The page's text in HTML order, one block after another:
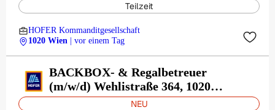
Teilzeit
HOFER Kommanditgesellschaft
1020 Wien
| vor einem Tag
BACKBOX- & Regalbetreuer
(m/w/d) Wehlistraße 364, 1020
Wien
NEU